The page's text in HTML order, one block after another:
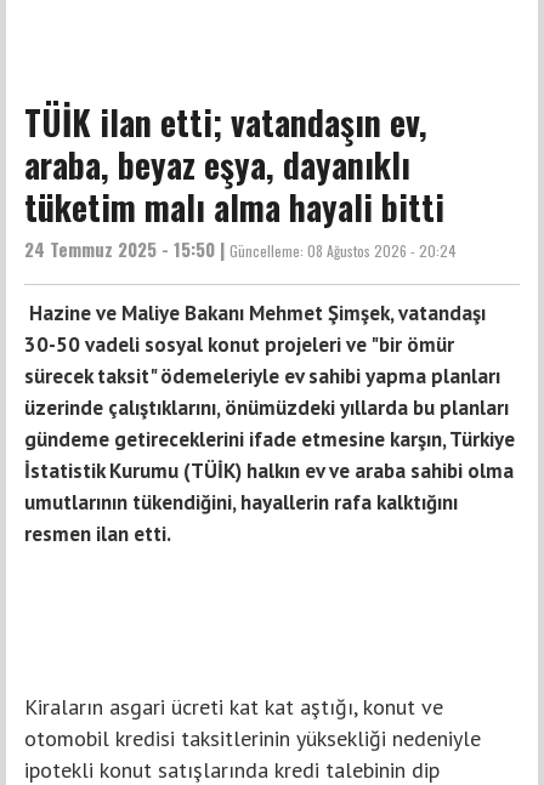
TÜİK ilan etti; vatandaşın ev,
araba, beyaz eşya, dayanıklı
tüketim malı alma hayali bitti
24 Temmuz 2025 - 15:50 | Güncelleme: 08 Ağustos 2026 - 20:24
Hazine ve Maliye Bakanı Mehmet Şimşek, vatandaşı
30-50 vadeli sosyal konut projeleri ve "bir ömür
sürecek taksit" ödemeleriyle ev sahibi yapma planları
üzerinde çalıştıklarını, önümüzdeki yıllarda bu planları
gündeme getireceklerini ifade etmesine karşın, Türkiye
İstatistik Kurumu (TÜİK) halkın ev ve araba sahibi olma
umutlarının tükendiğini, hayallerin rafa kalktığını
resmen ilan etti.
Kiraların asgari ücreti kat kat aştığı, konut ve
otomobil kredisi taksitlerinin yüksekliği nedeniyle
ipotekli konut satışlarında kredi talebinin dip